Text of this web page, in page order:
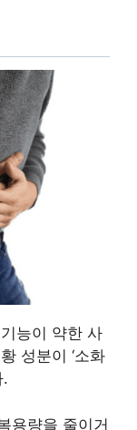
능이 약한 사
성분이 ‘소화
.
용량을 줄이거